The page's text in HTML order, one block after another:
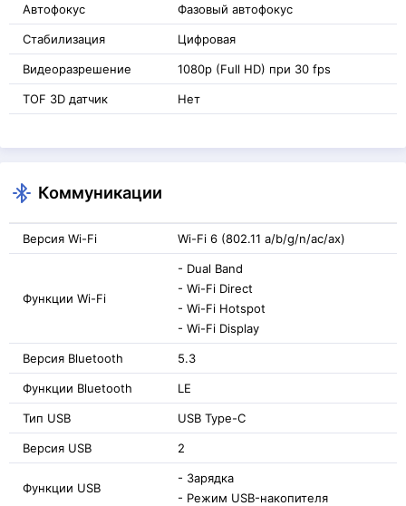
Автофокус Фазовый автофокус
Стабилизация Цифровая
Видеоразрешение 1080p (Full HD) при 30 fps
TOF 3D датчик Нет
Коммуникации
Версия Wi-Fi Wi-Fi 6 (802.11 a/b/g/n/ac/ax)
Функции Wi-Fi
- Dual Band
- Wi-Fi Direct
- Wi-Fi Hotspot
- Wi-Fi Display
Версия Bluetooth 5.3
Функции Bluetooth LE
Тип USB USB Type-C
Версия USB 2
Функции USB
- Зарядка
- Режим USB-накопителя